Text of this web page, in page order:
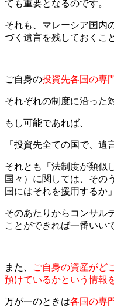
ても重要となるのです。
それも、マレーシア国内
づく遺言を残しておくこ
ご自身の投資先各国の専
それぞれの制度に沿った
もし可能であれば、
「投資先全ての国で、遺
それとも「法制度が類似
国々）に関しては、その
国にはそれを援用するか
そのあたりからコンサル
ことができれば一番いい
また、
ご自身の資産がど
預けているかという情報
万が一のときは各国の専